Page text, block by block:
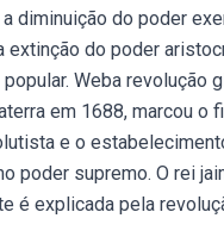
diminuição do poder
extinção do poder
Weba revolução
em 1688, marcou o
e o
poder supremo. O rei
é explicada pela